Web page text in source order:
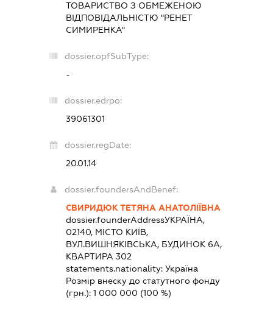
ТОВАРИСТВО З ОБМЕЖЕНОЮ
ВІДПОВІДАЛЬНІСТЮ "РЕНЕТ
СИМИРЕНКА"
dossier.opfSubType:
-
dossier.edrpo:
39061301
dossier.regDate:
20.01.14
dossier.foundersAndBenef:
СВИРИДЮК ТЕТЯНА АНАТОЛІЇВНА
dossier.founderAddressУКРАЇНА,
02140, МІСТО КИЇВ,
ВУЛ.ВИШНЯКІВСЬКА, БУДИНОК 6А,
КВАРТИРА 302
statements.nationality:Україна
Розмір внеску до статутного фонду
(грн.):1 000 000 (100 %)